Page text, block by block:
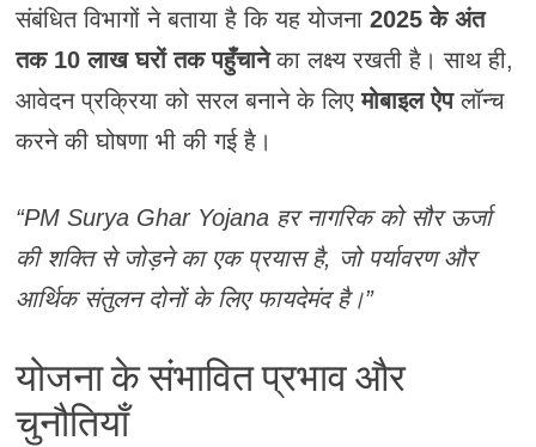
संबंधित विभागों ने बताया है कि यह योजना 2025 के अंत
तक 10 लाख घरों तक पहुँचानेका लक्ष्य रखती है। साथ ही,
आवेदन प्रक्रिया को सरल बनाने के लिएमोबाइल ऐपलॉन्च
करने की घोषणा भी की गई है।
“PM Surya Ghar Yojana हर नागरिक को सौर ऊर्जा
की शक्ति से जोड़ने का एक प्रयास है, जो पर्यावरण और
आर्थिक संतुलन दोनों के लिए फायदेमंद है।”
योजना के संभावित प्रभाव और
चुनौतियाँ